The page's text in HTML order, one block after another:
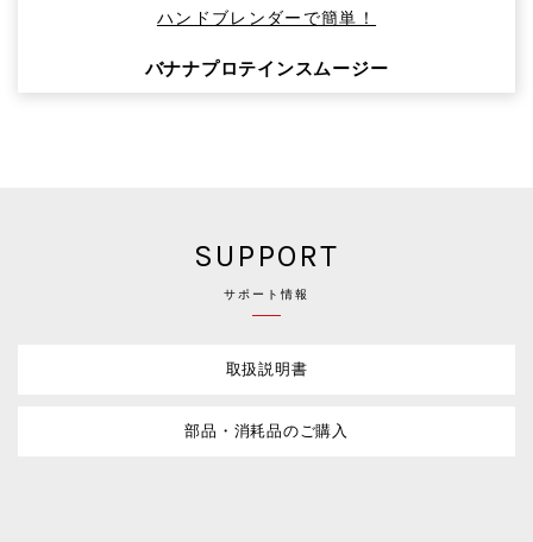
ハンドブレンダーで簡単！
バナナプロテインスムージー
SUPPORT
サポート情報
取扱説明書
部品・消耗品のご購入